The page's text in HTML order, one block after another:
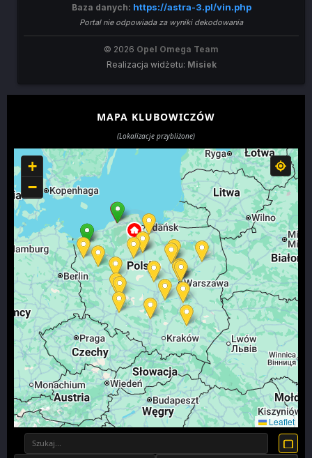
Baza danych: https://astra-3.pl/vin.php
Portal nie odpowiada za wyniki dekodowania
© 2026 Opel Omega Team
Realizacja widżetu: Misiek
MAPA KLUBOWICZÓW
(Lokalizacje przybliżone)
+
−
Leaflet